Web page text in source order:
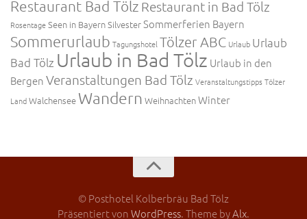
Restaurant Bad Tölz Restaurant in Bad Tölz
RosentageSeen in BayernSilvesterSommerferien Bayern
Sommerurlaub Tagungshotel Tölzer ABC Urlaub Urlaub
Bad Tölz Urlaub in Bad Tölz Urlaub in den
BergenVeranstaltungen Bad Tölz Veranstaltungstipps Tölzer
LandWalchensee Wandern WeihnachtenWinter
© Posthotel Kolberbräu Bad Tölz
Präsentiert vonWordPress. Theme byAlx.